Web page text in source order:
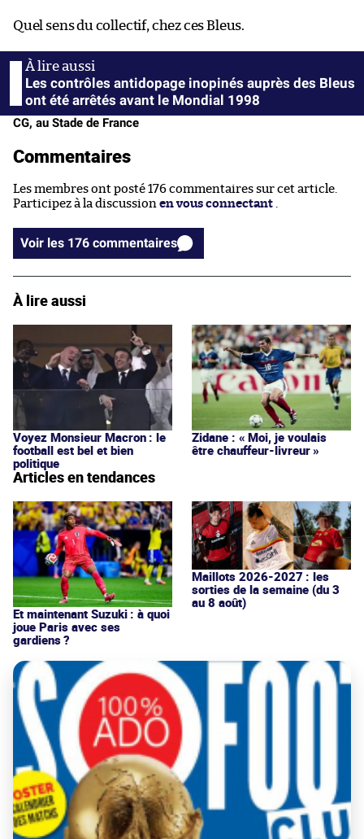
Quel sens du collectif, chez ces Bleus.
Les contrôles antidopage inopinés auprès des Bleus
ont été arrêtés avant le Mondial 1998
CG, au Stade de France
Commentaires
Les membres ont posté 176 commentaires sur cet article.
Participez à la discussion en vous connectant
Voir les 176 commentaires
À lire aussi
Voyez Monsieur Macron : le
football est bel et bien
politique
Zidane : « Moi, je voulais
être chauffeur-livreur »
Articles en tendances
Et maintenant Suzuki : à quoi
joue Paris avec ses
gardiens ?
Maillots 2026-2027 : les
sorties de la semaine (du 3
au 8 août)